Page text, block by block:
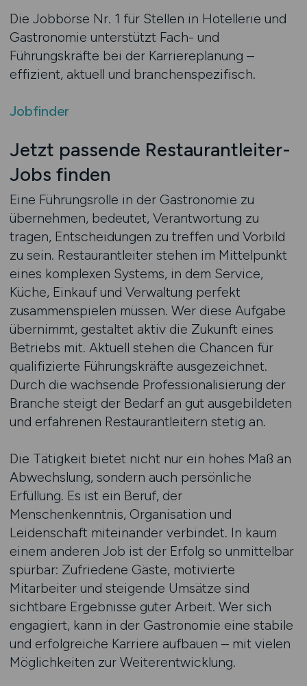
Die Jobbörse Nr. 1 für Stellen in Hotellerie und
Gastronomie unterstützt Fach- und
Führungskräfte bei der Karriereplanung –
effizient, aktuell und branchenspezifisch.
Jobfinder
Jetzt passende Restaurantleiter-
Jobs finden
Eine Führungsrolle in der Gastronomie zu
übernehmen, bedeutet, Verantwortung zu
tragen, Entscheidungen zu treffen und Vorbild
zu sein. Restaurantleiter stehen im Mittelpunkt
eines komplexen Systems, in dem Service,
Küche, Einkauf und Verwaltung perfekt
zusammenspielen müssen. Wer diese Aufgabe
übernimmt, gestaltet aktiv die Zukunft eines
Betriebs mit. Aktuell stehen die Chancen für
qualifizierte Führungskräfte ausgezeichnet.
Durch die wachsende Professionalisierung der
Branche steigt der Bedarf an gut ausgebildeten
und erfahrenen Restaurantleitern stetig an.
Die Tätigkeit bietet nicht nur ein hohes Maß an
Abwechslung, sondern auch persönliche
Erfüllung. Es ist ein Beruf, der
Menschenkenntnis, Organisation und
Leidenschaft miteinander verbindet. In kaum
einem anderen Job ist der Erfolg so unmittelbar
spürbar: Zufriedene Gäste, motivierte
Mitarbeiter und steigende Umsätze sind
sichtbare Ergebnisse guter Arbeit. Wer sich
engagiert, kann in der Gastronomie eine stabile
und erfolgreiche Karriere aufbauen – mit vielen
Möglichkeiten zur Weiterentwicklung.